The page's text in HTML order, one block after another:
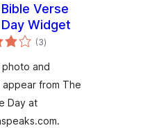
Verse
Widget
(3કુલ
રેટિંગ્સ
)
and
from The
Day at